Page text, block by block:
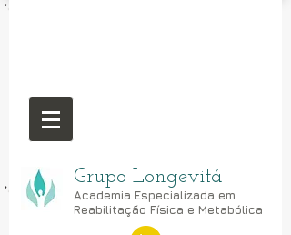
Grupo Longevitá
Academia Especializada em
Reabilitação Física e Metabólica